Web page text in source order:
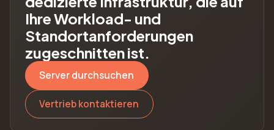
Ihre Workload- und
Standortanforderungen
zugeschnitten ist.
Server durchsuchen
Vertrieb kontaktieren